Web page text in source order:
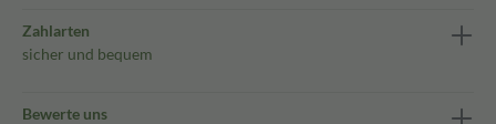
Zahlarten
sicher und bequem
Bewerte uns